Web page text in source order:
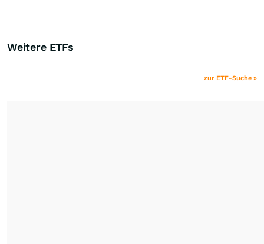
Weitere ETFs
zur ETF-Suche »